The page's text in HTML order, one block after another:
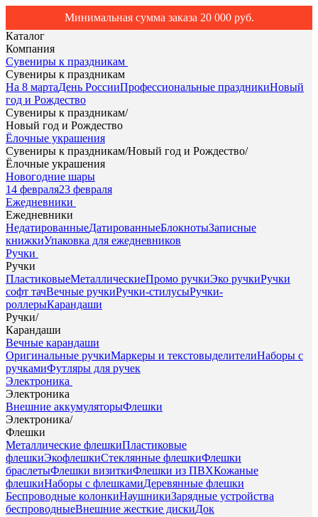
Минимальная сумма заказа 20 000 руб.
Каталог
Компания
Сувениры к праздникам
Сувениры к праздникам
На 8 мартаДень РоссииПрофессиональные праздникиНовый
год и Рождество
Сувениры к праздникам/
Новый год и Рождество
Ёлочные украшения
Сувениры к праздникам/Новый год и Рождество/
Ёлочные украшения
Новогодние шары
14 февраля23 февраля
Ежедневники
Ежедневники
НедатированныеДатированныеБлокнотыЗаписные
книжкиУпаковка для ежедневников
Ручки
Ручки
ПластиковыеМеталлическиеПромо ручкиЭко ручкиРучки
софт тачВечные ручкиРучки-стилусыРучки-
роллерыКарандаши
Ручки/
Карандаши
Вечные карандаши
Оригинальные ручкиМаркеры и текстовыделителиНаборы с
ручкамиФутляры для ручек
Электроника
Электроника
Внешние аккумуляторыФлешки
Электроника/
Флешки
Металлические флешкиПластиковые
флешкиЭкофлешкиСтеклянные флешкиФлешки
браслетыФлешки визиткиФлешки из ПВХКожаные
флешкиНаборы с флешкамиДеревянные флешки
Беспроводные колонкиНаушникиЗарядные устройства
беспроводныеВнешние жесткие дискиДок